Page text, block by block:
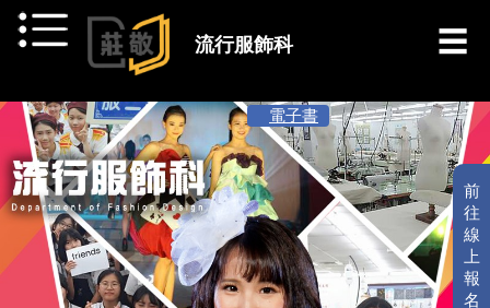
跳到主要內容
流行服飾科
前
往
線
上
報
名
電子書